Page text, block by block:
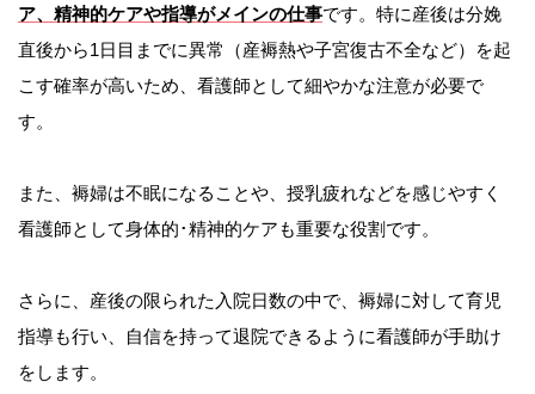
ア、精神的ケアや指導がメインの仕事です。特に産後は分娩
直後から1日目までに異常（産褥熱や子宮復古不全など）を起
こす確率が高いため、看護師として細やかな注意が必要で
す。
また、褥婦は不眠になることや、授乳疲れなどを感じやすく
看護師として身体的･精神的ケアも重要な役割です。
さらに、産後の限られた入院日数の中で、褥婦に対して育児
指導も行い、自信を持って退院できるように看護師が手助け
をします。